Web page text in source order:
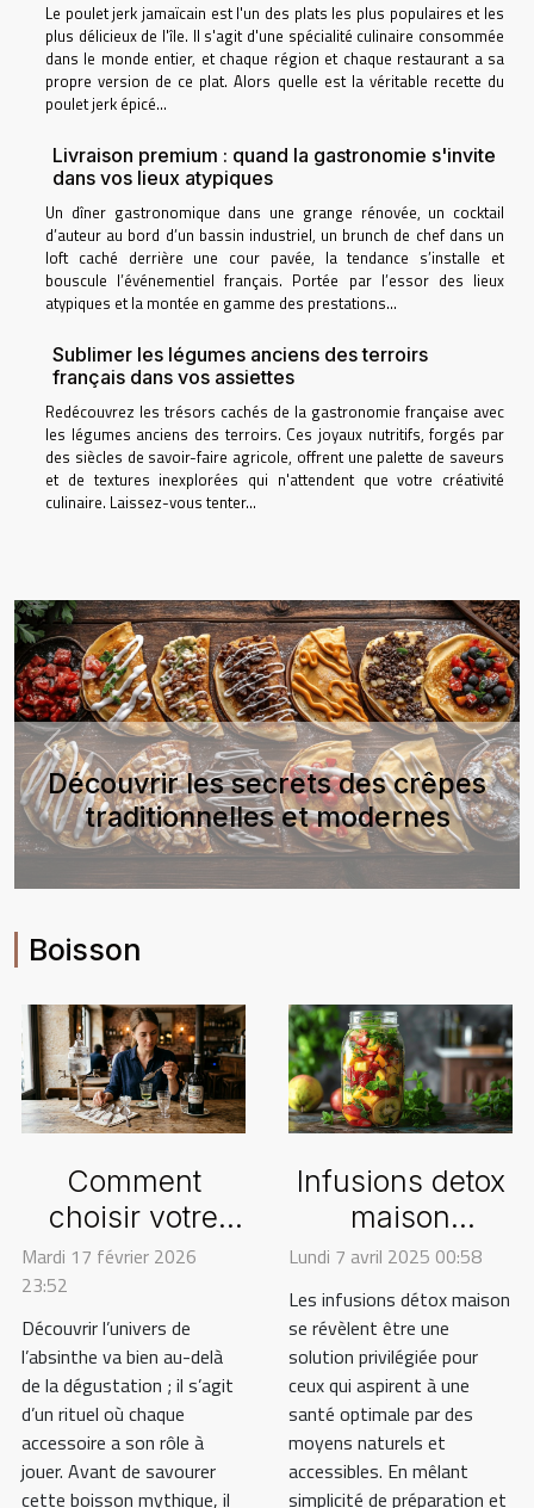
Le poulet jerk jamaïcain est l'un des plats les plus populaires et les
plus délicieux de l'île. Il s'agit d'une spécialité culinaire consommée
dans le monde entier, et chaque région et chaque restaurant a sa
propre version de ce plat. Alors quelle est la véritable recette du
poulet jerk épicé...
Livraison premium : quand la gastronomie s'invite
dans vos lieux atypiques
Un dîner gastronomique dans une grange rénovée, un cocktail
d’auteur au bord d’un bassin industriel, un brunch de chef dans un
loft caché derrière une cour pavée, la tendance s’installe et
bouscule l’événementiel français. Portée par l’essor des lieux
atypiques et la montée en gamme des prestations...
Sublimer les légumes anciens des terroirs
français dans vos assiettes
Redécouvrez les trésors cachés de la gastronomie française avec
les légumes anciens des terroirs. Ces joyaux nutritifs, forgés par
des siècles de savoir-faire agricole, offrent une palette de saveurs
et de textures inexplorées qui n'attendent que votre créativité
culinaire. Laissez-vous tenter...
Découvrir les secrets des crêpes
traditionnelles et modernes
Previous Next
Boisson
Comment
choisir votre
ensemble
d'accessoires
pour l'absinthe
?
Mardi 17 février 2026
23:52
Découvrir l’univers de
l’absinthe va bien au-delà
de la dégustation ; il s’agit
d’un rituel où chaque
accessoire a son rôle à
jouer. Avant de savourer
cette boisson mythique, il
Infusions detox
maison
efficacité et
simplicité pour
une santé
optimisée
Lundi 7 avril 2025 00:58
Les infusions détox maison
se révèlent être une
solution privilégiée pour
ceux qui aspirent à une
santé optimale par des
moyens naturels et
accessibles. En mêlant
simplicité de préparation et